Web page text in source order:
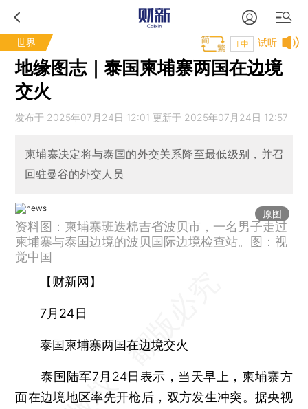
世界 试听
T中
地缘图志｜泰国柬埔寨两国在边境
交火
发布于 2025年07月24日 12:01 更新于 2025年07月24日 12:57
柬埔寨决定将与泰国的外交关系降至最低级别，并召
回驻曼谷的外交人员
原图
资料图：柬埔寨班迭棉吉省波贝市，一名男子走过
柬埔寨与泰国边境的波贝国际边境检查站。图：视
觉中国
【财新网】
7月24日
泰国柬埔寨两国在边境交火
泰国陆军7月24日表示，当天早上，柬埔寨方
面在边境地区率先开枪后，双方发生冲突。据央视